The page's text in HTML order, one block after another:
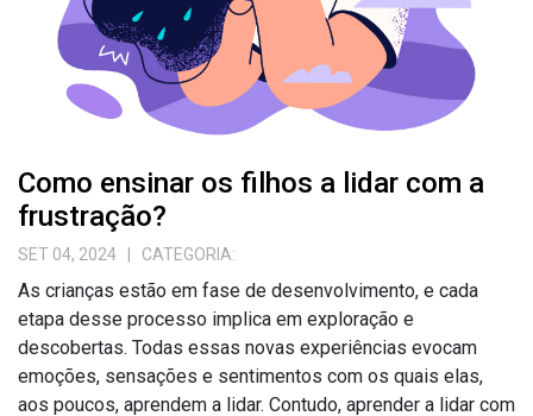
Como ensinar os filhos a lidar com a
frustração?
SET 04, 2024 | CATEGORIA:
As crianças estão em fase de desenvolvimento, e cada
etapa desse processo implica em exploração e
descobertas. Todas essas novas experiências evocam
emoções, sensações e sentimentos com os quais elas,
aos poucos, aprendem a lidar. Contudo, aprender a lidar com